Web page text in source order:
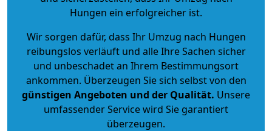
Hungen ein erfolgreicher ist.
Wir sorgen dafür, dass Ihr Umzug nach Hungen
reibungslos verläuft und alle Ihre Sachen sicher
und unbeschadet an Ihrem Bestimmungsort
ankommen. Überzeugen Sie sich selbst von den
günstigen Angeboten und der Qualität. Unsere
umfassender Service wird Sie garantiert
überzeugen.